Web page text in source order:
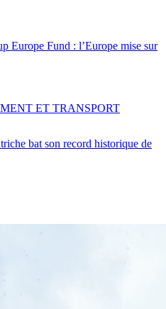
Europe Fund : l’Europe mise sur
bat son record historique de
ET TRANSPORT